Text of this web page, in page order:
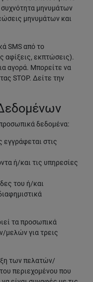
μηνυμάτων
μηνυμάτων και
SMS από το
αφίξεις, εκπτώσεις).
αγορά. Μπορείτε να
STOP. Δείτε την
δεδομένα:
εγγράφεται στις
ή/και τις υπηρεσίες
του ή/και
τα προσωπικά
μελών για τρεις
των πελατών/
περιεχομένου που